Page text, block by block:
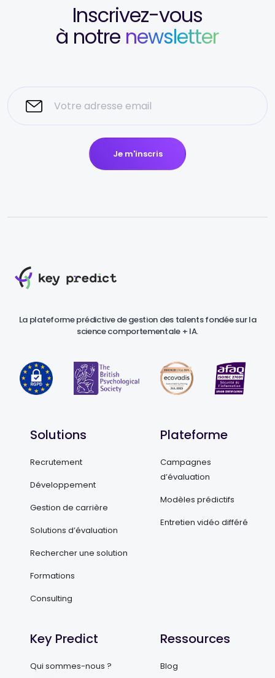
Inscrivez-vous
à notre newsletter
Je m'inscris
La plateforme prédictive de gestion des talents fondée sur la
science comportementale + IA.
Solutions
Recrutement
Développement
Gestion de carrière
Solutions d’évaluation
Rechercher une solution
Formations
Consulting
Plateforme
Campagnes
d’évaluation
Modèles prédictifs
Entretien vidéo différé
Key Predict
Qui sommes-nous ?
Ressources
Blog